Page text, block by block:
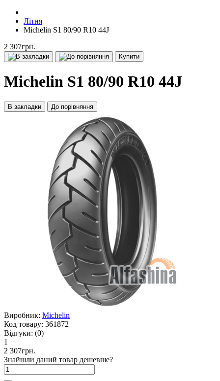
Літня
Michelin S1 80/90 R10 44J
2 307грн.
Купити
Michelin S1 80/90 R10 44J
В закладки До порівняння
Виробник: Michelin
Код товару: 361872
Відгуки: (0)
1
2 307грн.
Знайшли даний товар дешевше?